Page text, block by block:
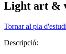
Light art &
Tornar al pla
Descripció: